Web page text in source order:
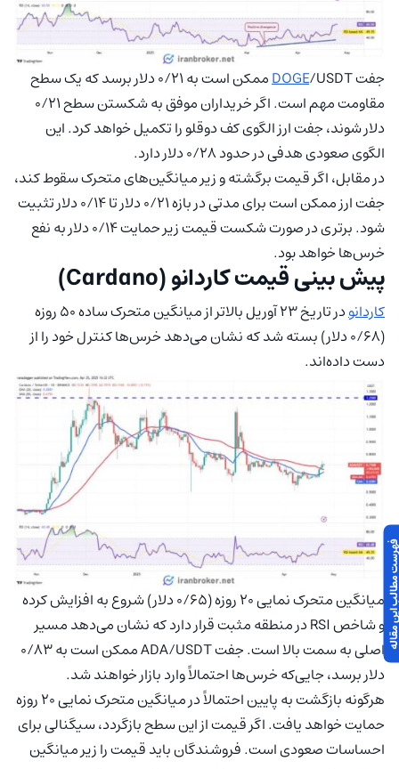
جفت DOGE
/USDT ممکن است به ۰/۲۱ دلار برسد که یک سطح
مقاومت مهم است. اگر خریداران موفق به شکستن سطح ۰/۲۱
دلار شوند، جفت ارز الگوی کف دوقلو را تکمیل خواهد کرد. این
الگوی صعودی هدفی در حدود ۰/۲۸ دلار دارد.
در مقابل، اگر قیمت برگشته و زیر میانگین‌های متحرک سقوط کند،
جفت ارز ممکن است برای مدتی در بازه ۰/۲۱ دلار تا ۰/۱۴ دلار تثبیت
شود. برتری در صورت شکست قیمت زیر حمایت ۰/۱۴ دلار به نفع
خرس‌ها خواهد بود.
پیش‌ بینی قیمت کاردانو (Cardano)
کاردانو
در تاریخ ۲۳ آوریل بالاتر از میانگین متحرک ساده ۵۰ روزه
(۰/۶۸ دلار) بسته شد که نشان می‌دهد خرس‌ها کنترل خود را از
دست داده‌اند.
میانگین متحرک نمایی ۲۰ روزه (۰/۶۵ دلار) شروع به افزایش کرده
و شاخص RSI در منطقه مثبت قرار دارد که نشان‌ می‌دهد مسیر
اصلی به سمت بالا است. جفت ADA/USDT ممکن است به ۰/۸۳
دلار برسد، جایی‌که خرس‌ها احتمالاً وارد بازار خواهند شد.
هرگونه بازگشت به پایین احتمالاً در میانگین متحرک نمایی ۲۰ روزه
حمایت خواهد یافت. اگر قیمت از این سطح بازگردد، سیگنالی برای
احساسات صعودی است. فروشندگان باید قیمت را زیر میانگین
مقاله